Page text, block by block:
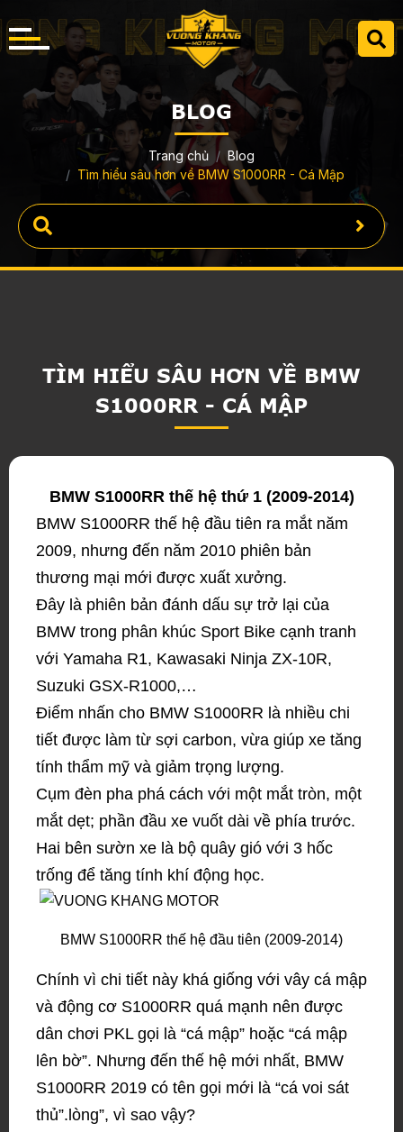
BLOG
Trang chủ
Blog
Tìm hiểu sâu hơn về BMW S1000RR - Cá Mập
TÌM HIỂU SÂU HƠN VỀ BMW
S1000RR - CÁ MẬP
BMW S1000RR thế hệ thứ 1 (2009-2014)
BMW S1000RR thế hệ đầu tiên ra mắt năm
2009, nhưng đến năm 2010 phiên bản
thương mại mới được xuất xưởng.
Đây là phiên bản đánh dấu sự trở lại của
BMW trong phân khúc Sport Bike cạnh tranh
với Yamaha R1, Kawasaki Ninja ZX-10R,
Suzuki GSX-R1000,…
Điểm nhấn cho BMW S1000RR là nhiều chi
tiết được làm từ sợi carbon, vừa giúp xe tăng
tính thẩm mỹ và giảm trọng lượng.
Cụm đèn pha phá cách với một mắt tròn, một
mắt dẹt; phần đầu xe vuốt dài về phía trước.
Hai bên sườn xe là bộ quây gió với 3 hốc
trống để tăng tính khí động học.
BMW S1000RR thế hệ đầu tiên (2009-2014)
Chính vì chi tiết này khá giống với vây cá mập
và động cơ S1000RR quá mạnh nên được
dân chơi PKL gọi là “cá mập” hoặc “cá mập
lên bờ”. Nhưng đến thế hệ mới nhất, BMW
S1000RR 2019 có tên gọi mới là “cá voi sát
thủ”.lòng”, vì sao vậy?